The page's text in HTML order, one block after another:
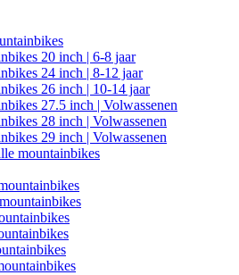
20 inch | 6-8 jaar
24 inch | 8-12 jaar
26 inch | 10-14 jaar
27.5 inch | Volwassenen
28 inch | Volwassenen
29 inch | Volwassenen
mountainbikes